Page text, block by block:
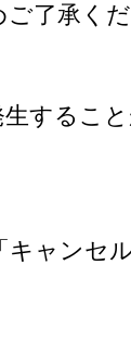
了承くだ
すること
ャンセ